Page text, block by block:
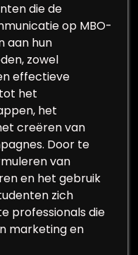
die de
op MBO-
aan hun
zowel
effectieve
het
het
creëren van
Door te
van
en het gebruik
zich
professionals die
marketing en